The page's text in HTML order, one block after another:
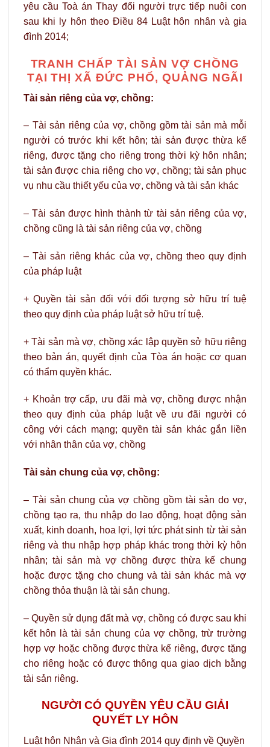
yêu cầu Toà án Thay đổi người trực tiếp nuôi con
sau khi ly hôn theo Điều 84 Luật hôn nhân và gia
đình 2014;
TRANH CHẤP TÀI SẢN VỢ CHỒNG
TẠI THỊ XÃ ĐỨC PHỔ, QUẢNG NGÃI
Tài sản riêng của vợ, chồng:
– Tài sản riêng của vợ, chồng gồm tài sản mà mỗi
người có trước khi kết hôn; tài sản được thừa kế
riêng, được tặng cho riêng trong thời kỳ hôn nhân;
tài sản được chia riêng cho vợ, chồng; tài sản phục
vụ nhu cầu thiết yếu của vợ, chồng và tài sản khác
– Tài sản được hình thành từ tài sản riêng của vợ,
chồng cũng là tài sản riêng của vợ, chồng
– Tài sản riêng khác của vợ, chồng theo quy định
của pháp luật
+ Quyền tài sản đối với đối tượng sở hữu trí tuệ
theo quy định của pháp luật sở hữu trí tuệ.
+ Tài sản mà vợ, chồng xác lập quyền sở hữu riêng
theo bản án, quyết định của Tòa án hoặc cơ quan
có thẩm quyền khác.
+ Khoản trợ cấp, ưu đãi mà vợ, chồng được nhận
theo quy định của pháp luật về ưu đãi người có
công với cách mạng; quyền tài sản khác gắn liền
với nhân thân của vợ, chồng
Tài sản chung của vợ, chồng:
– Tài sản chung của vợ chồng gồm tài sản do vợ,
chồng tạo ra, thu nhập do lao động, hoạt động sản
xuất, kinh doanh, hoa lợi, lợi tức phát sinh từ tài sản
riêng và thu nhập hợp pháp khác trong thời kỳ hôn
nhân; tài sản mà vợ chồng được thừa kế chung
hoặc được tặng cho chung và tài sản khác mà vợ
chồng thỏa thuận là tài sản chung.
– Quyền sử dụng đất mà vợ, chồng có được sau khi
kết hôn là tài sản chung của vợ chồng, trừ trường
hợp vợ hoặc chồng được thừa kế riêng, được tặng
cho riêng hoặc có được thông qua giao dịch bằng
tài sản riêng.
NGƯỜI CÓ QUYỀN YÊU CẦU GIẢI
QUYẾT LY HÔN
Luật hôn Nhân và Gia đình 2014 quy định về Quyền